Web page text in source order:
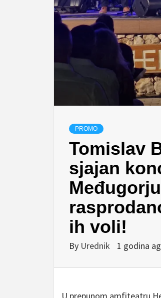
PROMO
Tomislav
sjajan
ih voli!
By Urednik 1 godina